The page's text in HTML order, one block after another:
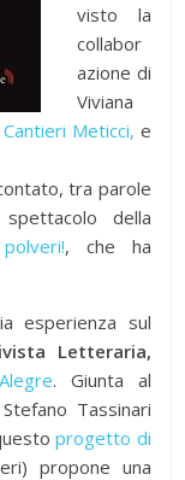
visto la
collabor
azione di
Viviana
Cantieri Meticci, e
tra parole
della
, che ha
esperienza sul
Letteraria,
. Giunta al
Tassinari
progetto di
propone una